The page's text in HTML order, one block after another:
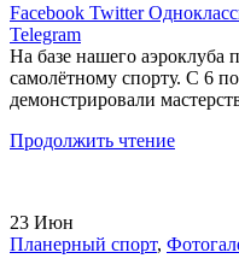
Facebook Twitter
Telegram
На базе нашего аэроклуба
самолётному спорту. С 6
демонстрировали
Продолжить чтение
23 Июн
Планерный спорт,